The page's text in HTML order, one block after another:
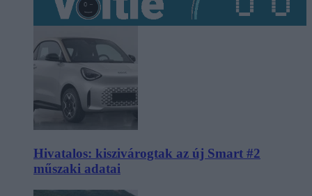
Hivatalos: kiszivárogtak az új Smart #2
műszaki adatai